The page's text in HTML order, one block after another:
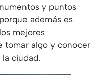
y puntos
además es
mejores
tomar algo y conocer
ciudad.